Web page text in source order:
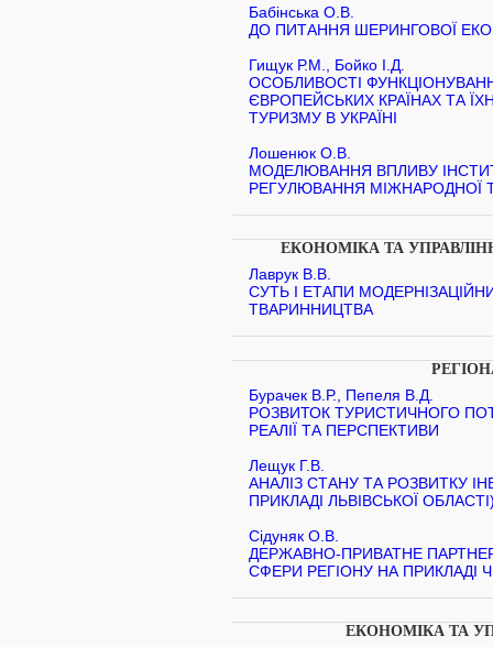
Бабінська О.В.
ДО ПИТАННЯ ШЕРИНГОВОЇ
Гищук Р.М., Бойко І.Д.
ОСОБЛИВОСТІ
ЄВРОПЕЙСЬКИХ КРАЇНАХ ТА
ТУРИЗМУ В УКРАЇНІ
Лошенюк О.В.
МОДЕЛЮВАННЯ ВПЛИВУ
РЕГУЛЮВАННЯ МІЖНАРОДНОЇ
ЕКОНОМІКА ТА
Лаврук В.В.
СУТЬ І ЕТАПИ
ТВАРИННИЦТВА
Бурачек В.Р., Пепеля В.Д.
РОЗВИТОК ТУРИСТИЧНОГО
РЕАЛІЇ ТА ПЕРСПЕКТИВИ
Лещук Г.В.
АНАЛІЗ СТАНУ ТА РОЗВИТКУ
ПРИКЛАДІ ЛЬВІВСЬКОЇ
Сідуняк О.В.
ДЕРЖАВНО-ПРИВАТНЕ
СФЕРИ РЕГІОНУ НА ПРИКЛАДІ
ЕКОНОМІКА ТА